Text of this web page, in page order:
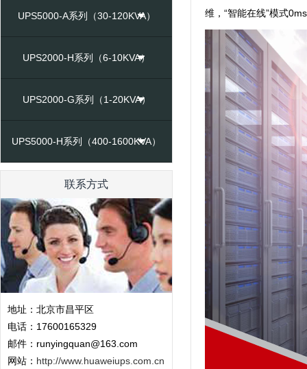
UPS5000-A系列（30-120KVA）
UPS2000-H系列（6-10KVA）
UPS2000-G系列（1-20KVA）
UPS5000-H系列（400-1600KVA）
联系方式
地址：北京市昌平区
电话：17600165329
邮件：runyingquan@163.com
网站： http://www.huaweiups.com.cn
维，“智能在线”模式